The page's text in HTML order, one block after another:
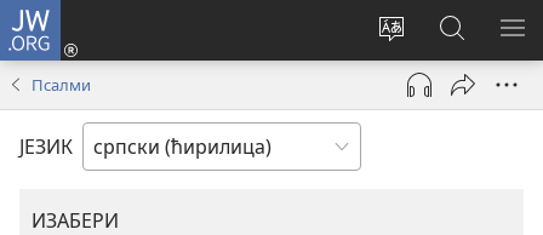
JW.ORG
Промени
језик
сајта
Пријава
(отвара
прозор)
Претрага
сајта
JW.ORG
Псалми
ЈЕЗИК
ИЗАБЕРИ